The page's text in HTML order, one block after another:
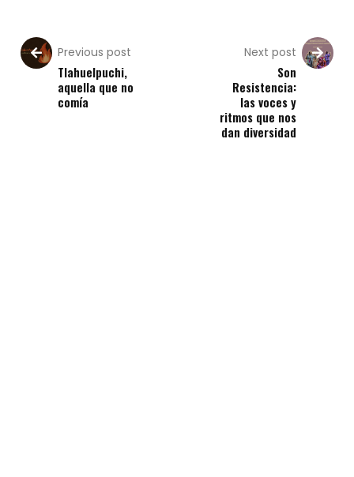
Previous post
Tlahuelpuchi,
aquella que no
comía
Next post
Son
Resistencia:
las voces y
ritmos que nos
dan diversidad